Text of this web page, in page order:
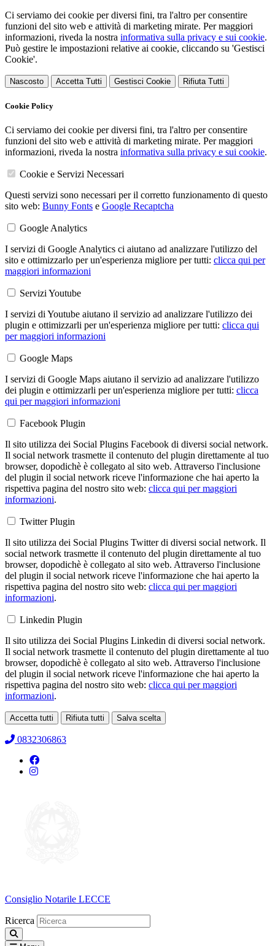
Ci serviamo dei cookie per diversi fini, tra l'altro per consentire
funzioni del sito web e attività di marketing mirate. Per maggiori
informazioni, riveda la nostra informativa sulla privacy e sui cookie.
Può gestire le impostazioni relative ai cookie, cliccando su 'Gestisci
Cookie'.
Nascosto Accetta Tutti Gestisci Cookie Rifiuta Tutti
Cookie Policy
Ci serviamo dei cookie per diversi fini, tra l'altro per consentire
funzioni del sito web e attività di marketing mirate. Per maggiori
informazioni, riveda la nostra informativa sulla privacy e sui cookie.
Cookie e Servizi Necessari
Questi servizi sono necessari per il corretto funzionamento di questo
sito web: Bunny Fonts e Google Recaptcha
Google Analytics
I servizi di Google Analytics ci aiutano ad analizzare l'utilizzo del
sito e ottimizzarlo per un'esperienza migliore per tutti: clicca qui per
maggiori informazioni
Servizi Youtube
I servizi di Youtube aiutano il servizio ad analizzare l'utilizzo dei
plugin e ottimizzarli per un'esperienza migliore per tutti: clicca qui
per maggiori informazioni
Google Maps
I servizi di Google Maps aiutano il servizio ad analizzare l'utilizzo
dei plugin e ottimizzarli per un'esperienza migliore per tutti: clicca
qui per maggiori informazioni
Facebook Plugin
Il sito utilizza dei Social Plugins Facebook di diversi social network.
Il social network trasmette il contenuto del plugin direttamente al tuo
browser, dopodichè è collegato al sito web. Attraverso l'inclusione
del plugin il social network riceve l'informazione che hai aperto la
rispettiva pagina del nostro sito web: clicca qui per maggiori
informazioni.
Twitter Plugin
Il sito utilizza dei Social Plugins Twitter di diversi social network. Il
social network trasmette il contenuto del plugin direttamente al tuo
browser, dopodichè è collegato al sito web. Attraverso l'inclusione
del plugin il social network riceve l'informazione che hai aperto la
rispettiva pagina del nostro sito web: clicca qui per maggiori
informazioni.
Linkedin Plugin
Il sito utilizza dei Social Plugins Linkedin di diversi social network.
Il social network trasmette il contenuto del plugin direttamente al tuo
browser, dopodichè è collegato al sito web. Attraverso l'inclusione
del plugin il social network riceve l'informazione che hai aperto la
rispettiva pagina del nostro sito web: clicca qui per maggiori
informazioni.
Accetta tutti Rifiuta tutti Salva scelta
0832306863
Consiglio Notarile LECCE
Ricerca